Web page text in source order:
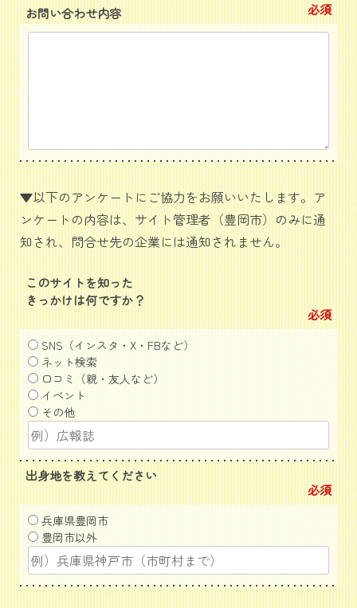
お問い合わせ内容 必須
▼以下のアンケートにご協力をお願いいたします。ア
ンケートの内容は、サイト管理者（豊岡市）のみに通
知され、問合せ先の企業には通知されません。
このサイトを知った
きっかけは何ですか？
必須
SNS（インスタ・X・FBなど）
ネット検索
口コミ（親・友人など）
イベント
その他
出身地を教えてください
必須
兵庫県豊岡市
豊岡市以外